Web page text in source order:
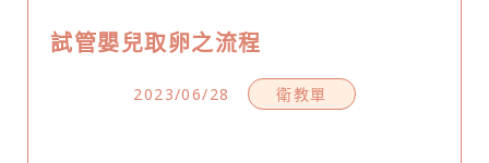
試管嬰兒取卵之流程
2023/06/28 衛教單